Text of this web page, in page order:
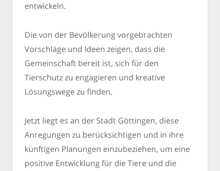
entwickeln.
Die von der Bevölkerung vorgebrachten
Vorschläge und Ideen zeigen, dass die
Gemeinschaft bereit ist, sich für den
Tierschutz zu engagieren und kreative
Lösungswege zu finden.
Jetzt liegt es an der Stadt Göttingen, diese
Anregungen zu berücksichtigen und in ihre
künftigen Planungen einzubeziehen, um eine
positive Entwicklung für die Tiere und die